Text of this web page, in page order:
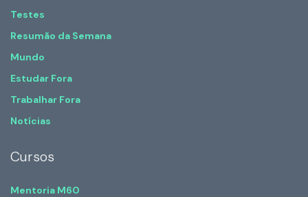
Testes
Resumão da Semana
Mundo
Estudar Fora
Trabalhar Fora
Notícias
Cursos
Mentoria M60